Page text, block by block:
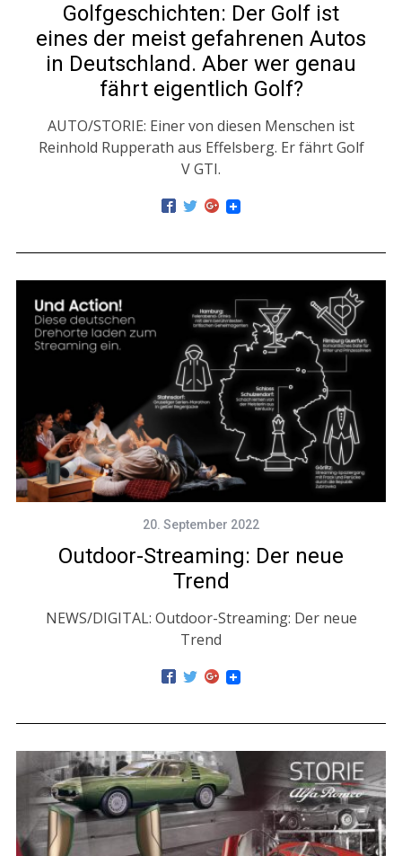
Golfgeschichten: Der Golf ist
eines der meist gefahrenen Autos
in Deutschland. Aber wer genau
fährt eigentlich Golf?
AUTO/STORIE: Einer von diesen Menschen ist
Reinhold Rupperath aus Effelsberg. Er fährt Golf
V GTI.
20. September 2022
Outdoor-Streaming: Der neue
Trend
NEWS/DIGITAL: Outdoor-Streaming: Der neue
Trend